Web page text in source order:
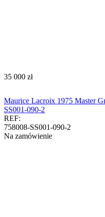
‍35 000‍ zł
Maurice Lacroix 1975 Master
SS001-090-2
REF:
758008-SS001-090-2
Na zamówienie